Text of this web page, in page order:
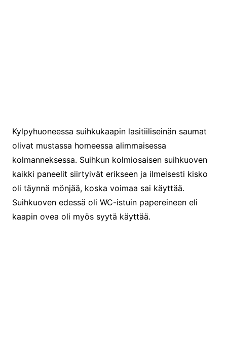
Kylpyhuoneessa suihkukaapin lasitiiliseinän saumat
olivat mustassa homeessa alimmaisessa
kolmanneksessa. Suihkun kolmiosaisen suihkuoven
kaikki paneelit siirtyivät erikseen ja ilmeisesti kisko
oli täynnä mönjää, koska voimaa sai käyttää.
Suihkuoven edessä oli WC-istuin papereineen eli
kaapin ovea oli myös syytä käyttää.